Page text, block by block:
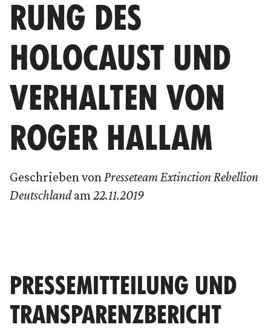
RUNG DES
HOLOCAUST UND
VERHALTEN VON
ROGER HALLAM
Geschrieben von Presseteam Extinction Rebellion
Deutschlandam 22.11.2019
PRESSEMITTEILUNG UND
TRANSPARENZBERICHT